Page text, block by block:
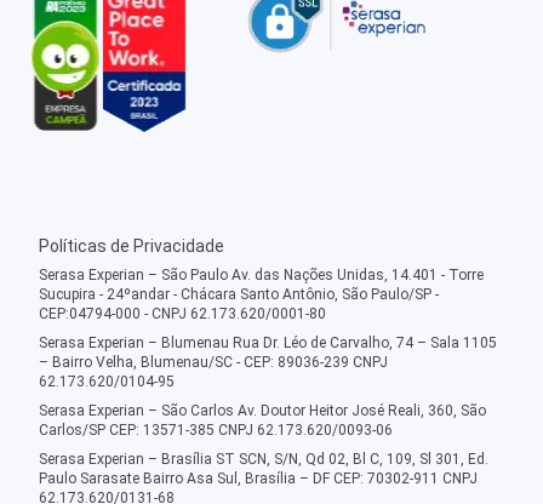
Políticas de Privacidade
Serasa Experian – São Paulo Av. das Nações Unidas, 14.401 - Torre
Sucupira - 24ºandar - Chácara Santo Antônio, São Paulo/SP -
CEP:04794-000 - CNPJ 62.173.620/0001-80
Serasa Experian – Blumenau Rua Dr. Léo de Carvalho, 74 – Sala 1105
– Bairro Velha, Blumenau/SC - CEP: 89036-239 CNPJ
62.173.620/0104-95
Serasa Experian – São Carlos Av. Doutor Heitor José Reali, 360, São
Carlos/SP CEP: 13571-385 CNPJ 62.173.620/0093-06
Serasa Experian – Brasília ST SCN, S/N, Qd 02, Bl C, 109, Sl 301, Ed.
Paulo Sarasate Bairro Asa Sul, Brasília – DF CEP: 70302-911 CNPJ
62.173.620/0131-68